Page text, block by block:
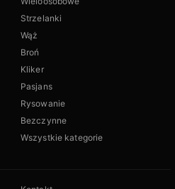
Strzelanki
Wąż
Broń
Kliker
Pasjans
Rysowanie
Bezczynne
Wszystkie kategorie